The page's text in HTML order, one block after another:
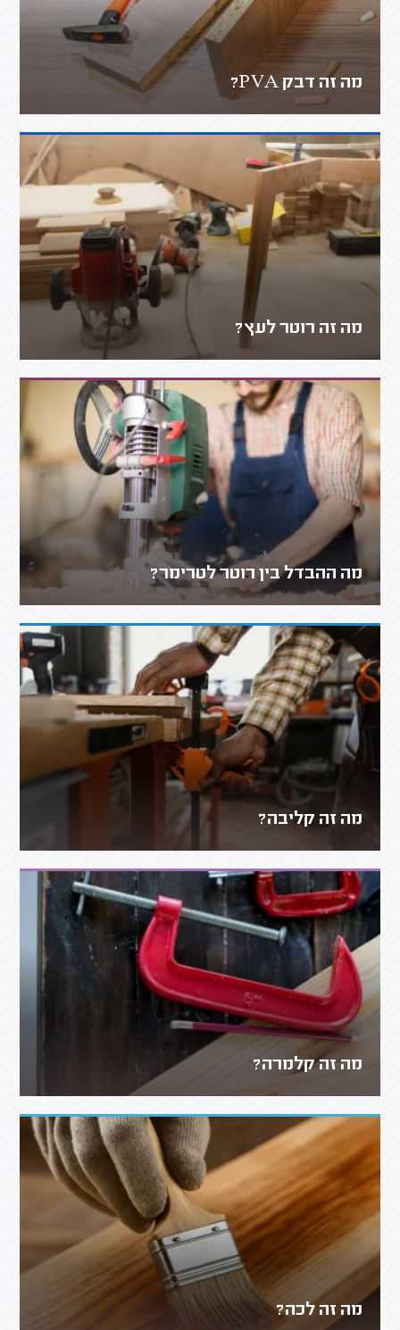
מה זה דבק PVA?
מה זה רוטר לעץ?
מה ההבדל בין רוטר לטרימר?
מה זה קליבה?
מה זה קלמרה?
מה זה לכה?